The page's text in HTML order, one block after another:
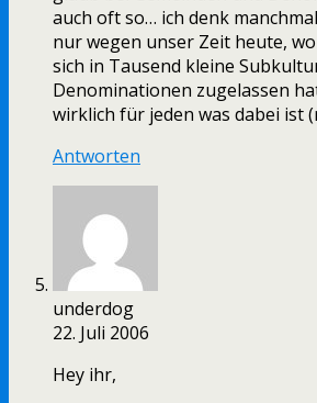
auch oft so… ich denk
nur wegen unser Zeit heute,
sich in Tausend kleine
Denominationen zugelassen
wirklich für jeden was dabei ist
Antworten
underdog
22. Juli 2006
Hey ihr,